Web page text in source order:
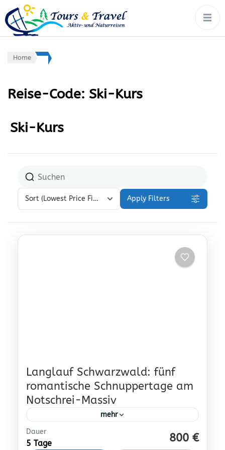
aktiv- &
Rad, Wandern, Wasser,
Gepäcktransport
Home
Reise-Code: Ski-Kurs
Ski-Kurs
Sort (Lowest Price First) Apply Filters
Langlauf Schwarzwald: fünf
romantische Schnuppertage am
Notschrei-Massiv
mehr
229
Dauer
5 Tage 800 €